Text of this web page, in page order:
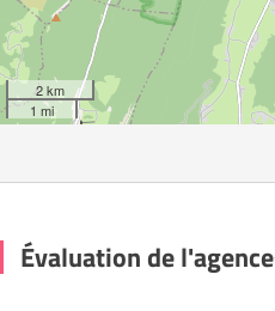
2 km
1 mi
Évaluation de l'agence